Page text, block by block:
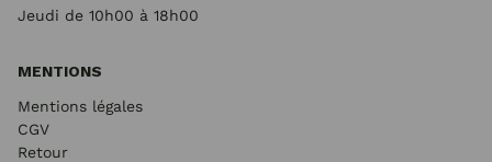
Jeudi de 10h00 à 18h00
MENTIONS
Mentions légales
CGV
Retour